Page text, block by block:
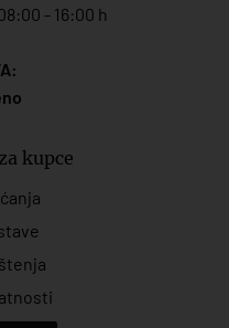
- 16:00 h
kupce